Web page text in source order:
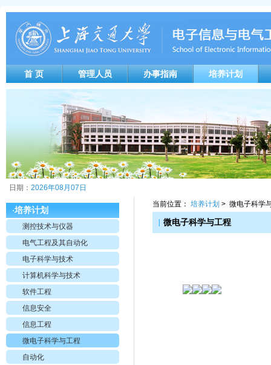
首 页 管理人员 办事指南 培养计划
日期： 2026年08月07日
·培养计划
测控技术与仪器
电气工程及其自动化
电子科学与技术
计算机科学与技术
软件工程
信息安全
信息工程
微电子科学与工程
自动化
当前位置：培养计划 > 微电子科学
微电子科学与工程